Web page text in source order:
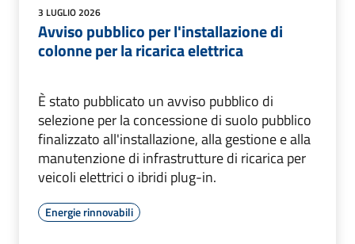
3 LUGLIO 2026
Avviso pubblico per l'installazione di
colonne per la ricarica elettrica
È stato pubblicato un avviso pubblico di
selezione per la concessione di suolo pubblico
finalizzato all'installazione, alla gestione e alla
manutenzione di infrastrutture di ricarica per
veicoli elettrici o ibridi plug-in.
Energie rinnovabili